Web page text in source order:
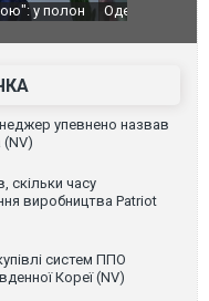
з градом та
Вже
упевнено назвав
скільки часу
виробництва Patriot
систем ППО
Кореї (NV)